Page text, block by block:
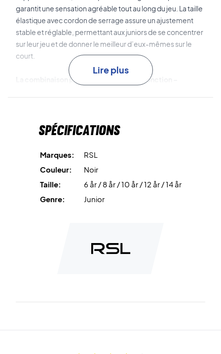
garantit une sensation agréable tout au long du jeu. La taille
élastique avec cordon de serrage assure un ajustement
stable et réglable, permettant aux juniors de se concentrer
sur leur jeu et de donner le meilleur d’eux-mêmes sur le
court.
La combinaison parfaite de style et de fonction –
Lire plus
Spécifications
Marques:
RSL
Couleur:
Noir
Taille:
6 år / 8 år / 10 år / 12 år / 14 år
Genre:
Junior